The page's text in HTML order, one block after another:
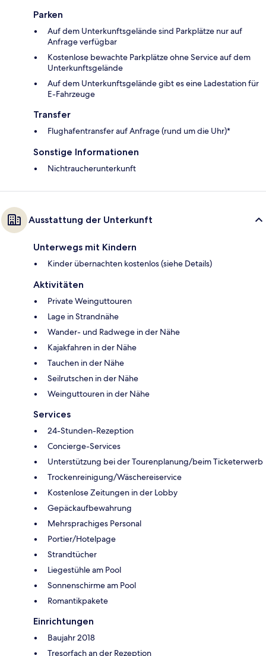
Parken
Auf dem Unterkunftsgelände sind Parkplätze nur auf
Anfrage verfügbar
Kostenlose bewachte Parkplätze ohne Service auf dem
Unterkunftsgelände
Auf dem Unterkunftsgelände gibt es eine Ladestation für
E-Fahrzeuge
Transfer
Flughafentransfer auf Anfrage (rund um die Uhr)*
Sonstige Informationen
Nichtraucherunterkunft
Ausstattung der Unterkunft
Unterwegs mit Kindern
Kinder übernachten kostenlos (siehe Details)
Aktivitäten
Private Weinguttouren
Lage in Strandnähe
Wander- und Radwege in der Nähe
Kajakfahren in der Nähe
Tauchen in der Nähe
Seilrutschen in der Nähe
Weinguttouren in der Nähe
Services
24-Stunden-Rezeption
Concierge-Services
Unterstützung bei der Tourenplanung/beim Ticketerwerb
Trockenreinigung/Wäschereiservice
Kostenlose Zeitungen in der Lobby
Gepäckaufbewahrung
Mehrsprachiges Personal
Portier/Hotelpage
Strandtücher
Liegestühle am Pool
Sonnenschirme am Pool
Romantikpakete
Einrichtungen
Baujahr 2018
Tresorfach an der Rezeption